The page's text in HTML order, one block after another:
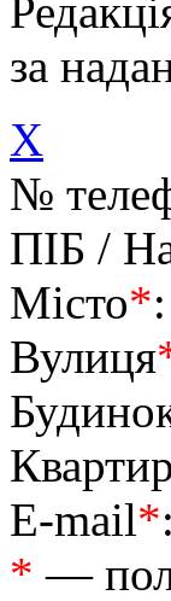
за
X
№
ПІБ /
Місто*:
Вулиця
E-mail*:
* —